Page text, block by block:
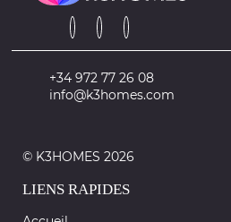
+34 972 77 26 08
info@k3homes.com
© K3HOMES 2026
LIENS RAPIDES